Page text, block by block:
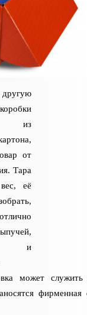
другую
из
от
Тара
её
и
может